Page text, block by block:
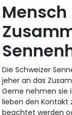
Die Schweizer
jeher an das
Gerne nehmen sie
lieben den Kontakt
beachtet werden